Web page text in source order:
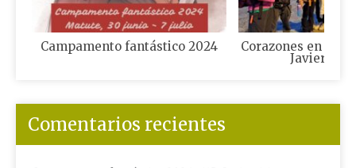
Campamento fantástico 2024 Corazones en
Javierada
Comentarios recientes